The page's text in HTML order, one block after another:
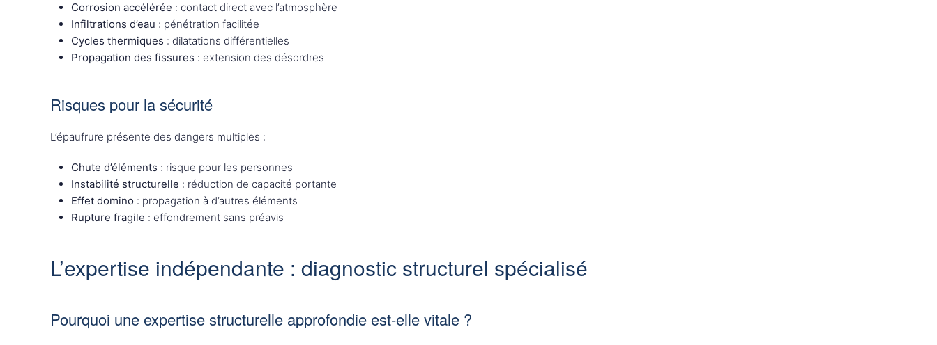
Corrosion accélérée : contact direct avec l’atmosphère
Infiltrations d’eau : pénétration facilitée
Cycles thermiques : dilatations différentielles
Propagation des fissures : extension des désordres
Risques pour la sécurité
L’épaufrure présente des dangers multiples :
Chute d’éléments : risque pour les personnes
Instabilité structurelle : réduction de capacité portante
Effet domino : propagation à d’autres éléments
Rupture fragile : effondrement sans préavis
L’expertise indépendante : diagnostic structurel spécialisé
Pourquoi une expertise structurelle approfondie est-elle vitale ?